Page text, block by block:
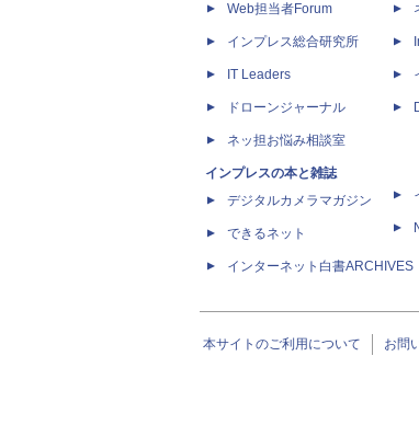
Web担当者Forum
インプレス総合研究所
IT Leaders
ドローンジャーナル
ネッ担お悩み相談室
インプレスの本と雑誌
デジタルカメラマガジン
できるネット
インターネット白書ARCHIVES
本サイトのご利用について お問